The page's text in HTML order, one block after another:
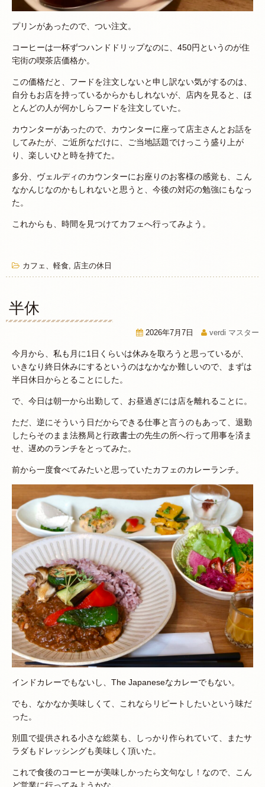
プリンがあったので、つい注文。
コーヒーは一杯ずつハンドドリップなのに、450円というのが住
宅街の喫茶店価格か。
この価格だと、フードを注文しないと申し訳ない気がするのは、
自分もお店を持っているからかもしれないが、店内を見ると、ほ
とんどの人が何かしらフードを注文していた。
カウンターがあったので、カウンターに座って店主さんとお話を
してみたが、ご近所なだけに、ご当地話題でけっこう盛り上が
り、楽しいひと時を持てた。
多分、ヴェルディのカウンターにお座りのお客様の感覚も、こん
なかんじなのかもしれないと思うと、今後の対応の勉強にもなっ
た。
これからも、時間を見つけてカフェへ行ってみよう。
カフェ、軽食 店主の休日
半休
2026年7月7日 verdi マスター
今月から、私も月に1日くらいは休みを取ろうと思っているが、
いきなり終日休みにするというのはなかなか難しいので、まずは
半日休日からとることにした。
で、今日は朝一から出勤して、お昼過ぎには店を離れることに。
ただ、逆にそういう日だからできる仕事と言うのもあって、退勤
したらそのまま法務局と行政書士の先生の所へ行って用事を済ま
せ、遅めのランチをとってみた。
前から一度食べてみたいと思っていたカフェのカレーランチ。
インドカレーでもないし、The Japaneseなカレーでもない。
でも、なかなか美味しくて、これならリピートしたいという味だ
った。
別皿で提供される小さな総菜も、しっかり作られていて、またサ
ラダもドレッシングも美味しく頂いた。
これで食後のコーヒーが美味しかったら文句なし！なので、こん
ど営業に行ってみようかな。